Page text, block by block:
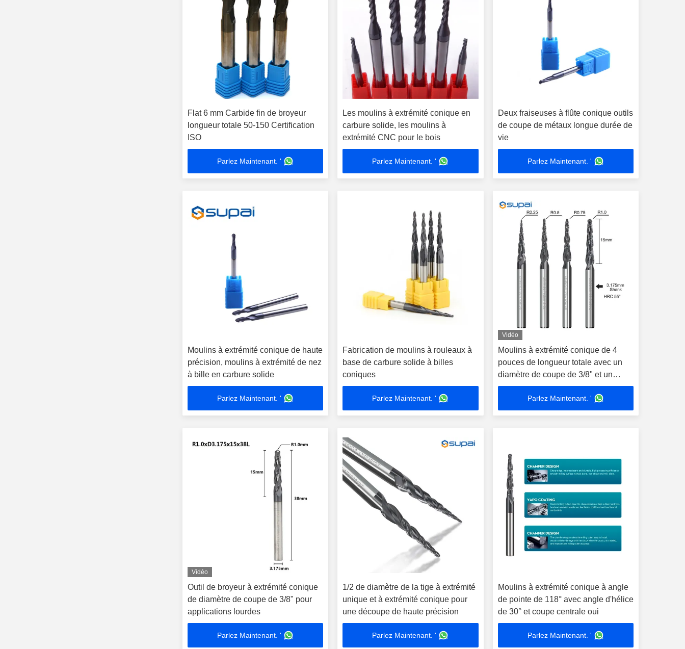
Flat 6 mm Carbide fin de broyeur
longueur totale 50-150 Certification
ISO
Parlez Maintenant. '
Les moulins à extrémité conique en
carbure solide, les moulins à
extrémité CNC pour le bois
Parlez Maintenant. '
Deux fraiseuses à flûte conique outils
de coupe de métaux longue durée de
vie
Parlez Maintenant. '
Moulins à extrémité conique de haute
précision, moulins à extrémité de nez
à bille en carbure solide
Parlez Maintenant. '
Fabrication de moulins à rouleaux à
base de carbure solide à billes
coniques
Parlez Maintenant. '
Vidéo
Moulins à extrémité conique de 4
pouces de longueur totale avec un
diamètre de coupe de 3/8" et un
rayon d'angle de 0,03"
Parlez Maintenant. '
Vidéo
Outil de broyeur à extrémité conique
de diamètre de coupe de 3/8" pour
applications lourdes
Parlez Maintenant. '
1/2 de diamètre de la tige à extrémité
unique et à extrémité conique pour
une découpe de haute précision
Parlez Maintenant. '
Moulins à extrémité conique à angle
de pointe de 118° avec angle d'hélice
de 30° et coupe centrale oui
Parlez Maintenant. '